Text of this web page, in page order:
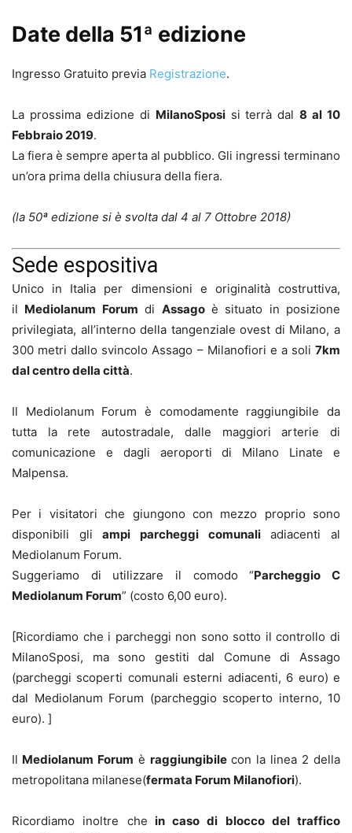
Date della 51ª edizione
Ingresso Gratuito previa Registrazione.
La prossima edizione di MilanoSposisi terrà dal8 al 10
Febbraio 2019.
La fiera è sempre aperta al pubblico. Gli ingressi terminano
un’ora prima della chiusura della fiera.
(la 50ª edizione si è svolta dal 4 al 7 Ottobre 2018)
Sede espositiva
Unico in Italia per dimensioni e originalità costruttiva,
il Mediolanum Forum di Assagoè situato in posizione
privilegiata, all’interno della tangenziale ovest di Milano, a
300 metri dallo svincolo Assago – Milanofiori e a soli 7km
dal centro della città.
Il Mediolanum Forum è comodamente raggiungibile da
tutta la rete autostradale, dalle maggiori arterie di
comunicazione e dagli aeroporti di Milano Linate e
Malpensa.
Per i visitatori che giungono con mezzo proprio sono
disponibili gliampi parcheggi comunaliadiacenti al
Mediolanum Forum.
Suggeriamo di utilizzare il comodo “Parcheggio C
Mediolanum Forum” (costo 6,00 euro).
[Ricordiamo che i parcheggi non sono sotto il controllo di
MilanoSposi, ma sono gestiti dal Comune di Assago
(parcheggi scoperti comunali esterni adiacenti, 6 euro) e
dal Mediolanum Forum (parcheggio scoperto interno, 10
euro). ]
Il Mediolanum Forum è raggiungibilecon la linea 2 della
metropolitana milanese(fermata Forum Milanofiori).
Ricordiamo inoltre che in caso di blocco del traffico